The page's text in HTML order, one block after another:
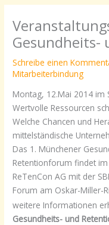
Gesundheits-
Schreibe einen
Mitarbeiterbindung
Montag, 12.Mai 2014 im
Wertvolle Ressourcen
Welche Chancen und
mittelständische
Das 1. Münchener
Retentionforum findet
ReTenCon AG mit der
Forum am Oskar-Miller-
weitere Informationen
Gesundheits- und